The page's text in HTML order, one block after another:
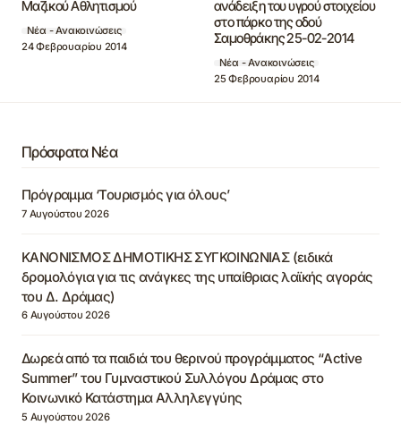
Μαζικού Αθλητισμού
Νέα - Ανακοινώσεις
24 Φεβρουαρίου 2014
ανάδειξη του υγρού στοιχείου
στο πάρκο της οδού
Σαμοθράκης 25-02-2014
Νέα - Ανακοινώσεις
25 Φεβρουαρίου 2014
Πρόσφατα Νέα
Πρόγραμμα ‘Τουρισμός για όλους’
7 Αυγούστου 2026
ΚΑΝΟΝΙΣΜΟΣ ΔΗΜΟΤΙΚΗΣ ΣΥΓΚΟΙΝΩΝΙΑΣ (ειδικά
δρομολόγια για τις ανάγκες της υπαίθριας λαϊκής αγοράς
του Δ. Δράμας)
6 Αυγούστου 2026
Δωρεά από τα παιδιά του θερινού προγράμματος “Active
Summer” του Γυμναστικού Συλλόγου Δράμας στο
Κοινωνικό Κατάστημα Αλληλεγγύης
5 Αυγούστου 2026